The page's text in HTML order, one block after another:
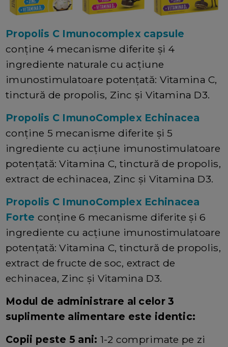
Propolis C Imunocomplex capsule
conține 4 mecanisme diferite și 4
ingrediente naturale cu acțiune
imunostimulatoare potențată: Vitamina C,
tinctură de propolis, Zinc și Vitamina D3.
Propolis C ImunoComplex Echinacea
conține 5 mecanisme diferite și 5
ingrediente cu acțiune imunostimulatoare
potențată: Vitamina C, tinctură de propolis,
extract de echinacea, Zinc și Vitamina D3.
Propolis C ImunoComplex Echinacea
Forte conține 6 mecanisme diferite și 6
ingrediente cu acțiune imunostimulatoare
potențată: Vitamina C, tinctură de propolis,
extract de fructe de soc, extract de
echinacea, Zinc și Vitamina D3.
Modul de administrare al celor 3
suplimente alimentare este identic:
Copii peste 5 ani: 1-2 comprimate pe zi